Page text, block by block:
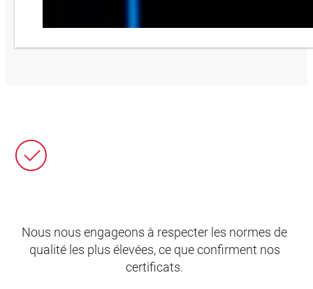
Nous nous engageons à respecter les normes de
qualité les plus élevées, ce que confirment nos
certificats.